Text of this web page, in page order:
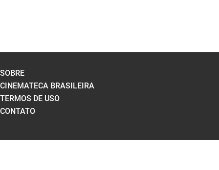
SOBRE
CINEMATECA BRASILEIRA
TERMOS DE USO
CONTATO